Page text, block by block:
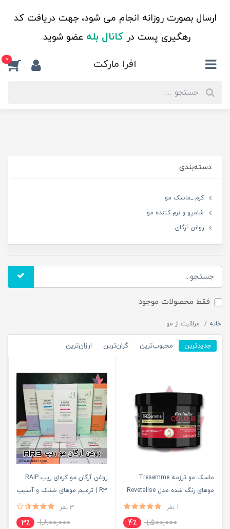
ارسال بصورت روزانه انجام می شود، جهت دریافت کد
رهگیری پست درکانال بله عضو شوید
افرا مارکت 0
دسته‌بندی
کرم _ماسک مو
شامپو و نرم کننده مو
روغن آرگان
فقط محصولات موجود
خانه مراقبت از مو
جدیدترین محبوب‌ترین گران‌ترین ارزان‌ترین
ماسک مو ترزمه Tresemme
موهای رنگ شده مدل Revetalise
1 نفر
1,500,000 4٪
روغن آرگان مو کره‌ای ریپ RAIP
R3 | ترمیم موهای خشک و آسیب
3 نفر
1,800,000 3٪